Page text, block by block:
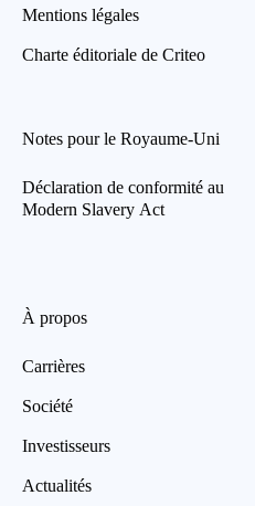
Mentions légales
Charte éditoriale de Criteo
Notes pour le Royaume-Uni
Déclaration de conformité au
Modern Slavery Act
À propos
Carrières
Société
Investisseurs
Actualités